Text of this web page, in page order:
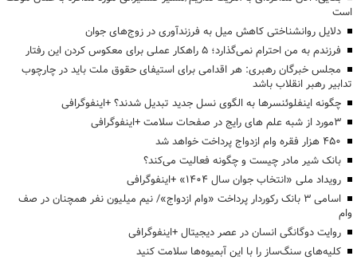
است
دلایل روانشناختی کاهش میل به فرزندآوری در زوج‌های جوان
فرزندم به من احترام نمی‌گذارد؛ ۵ راهکار عملی برای معکوس کردن این رفتار
مجلس خبرگان رهبری: هر اقدامی برای استیفای حقوق ملت باید در چارچوب
تدابیر رهبر انقلاب باشد
چگونه اینفلوئنسرها به الگوی نسل جدید تبدیل شدند؟ +اینفوگرافی
3مورد از شبه علم های رایج در صفحات سلامت +اینفوگرافی
۴۵۰ هزار فقره وام ازدواج پرداخت خواهد شد
بانک شیر مادر چیست و چگونه فعالیت می‌کند؟
رویداد ملی «انتخاب جوان سال ۱۴۰۴» +اینفوگرافی
اسامی ۳ بانک رکوردار پرداخت «وام ازدواج»/ نیم میلیون نفر همچنان در صف
وام
روایت دوگانگی انسان در عصر دیجیتال +اینفوگرافی
کلیه‌های سنگ‌ساز را با این آبمیوه‌ها سلامت کنید